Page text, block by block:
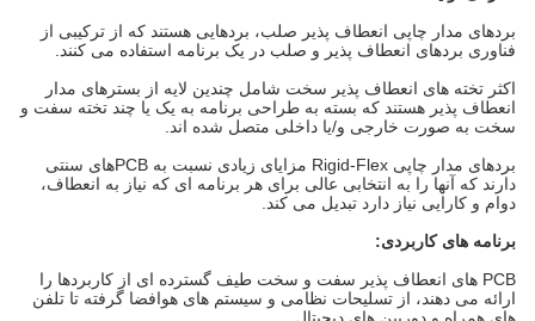
بردهای مدار چاپی انعطاف پذیر صلب، بردهایی هستند که از ترکیبی از
فناوری بردهای انعطاف پذیر و صلب در یک برنامه استفاده می کنند.
اکثر تخته های انعطاف پذیر سخت شامل چندین لایه از بسترهای مدار
انعطاف پذیر هستند که بسته به طراحی برنامه به یک یا چند تخته سفت و
سخت به صورت خارجی و/یا داخلی متصل شده اند.
بردهای مدار چاپی Rigid-Flex مزایای زیادی نسبت به PCBهای سنتی
دارند که آنها را به انتخابی عالی برای هر برنامه ای که نیاز به انعطاف،
دوام و کارایی نیاز دارد تبدیل می کند.
برنامه های کاربردی:
PCB های انعطاف پذیر سفت و سخت طیف گسترده ای از کاربردها را
ارائه می دهند، از تسلیحات نظامی و سیستم های هوافضا گرفته تا تلفن